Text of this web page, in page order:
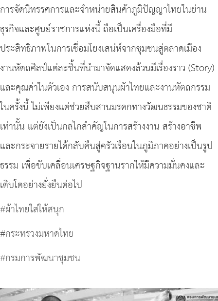
การจัดนิทรรศการและจำหน่ายสินค้าภูมิปัญญาไทยในย่าน
ธุรกิจและศูนย์ราชการแห่งนี้ ถือเป็นเครื่องมือที่มี
ประสิทธิภาพในการเชื่อมโยงเสน่ห์จากชุมชนสู่ตลาดเมือง
งานหัตถศิลป์แต่ละชิ้นที่นำมาจัดแสดงล้วนมีเรื่องราว (Story)
และคุณค่าในตัวเอง การสนับสนุนผ้าไทยและงานหัตถกรรม
ในครั้งนี้ ไม่เพียงแต่ช่วยสืบสานมรดกทางวัฒนธรรมของชาติ
เท่านั้น แต่ยังเป็นกลไกสำคัญในการสร้างงาน สร้างอาชีพ
และกระจายรายได้กลับคืนสู่ครัวเรือนในภูมิภาคอย่างเป็นรูป
ธรรม เพื่อขับเคลื่อนเศรษฐกิจฐานรากให้มีความมั่นคงและ
เติบโตอย่างยั่งยืนต่อไป
#ผ้าไทยใส่ให้สนุก
#กระทรวงมหาดไทย
#กรมการพัฒนาชุมชน